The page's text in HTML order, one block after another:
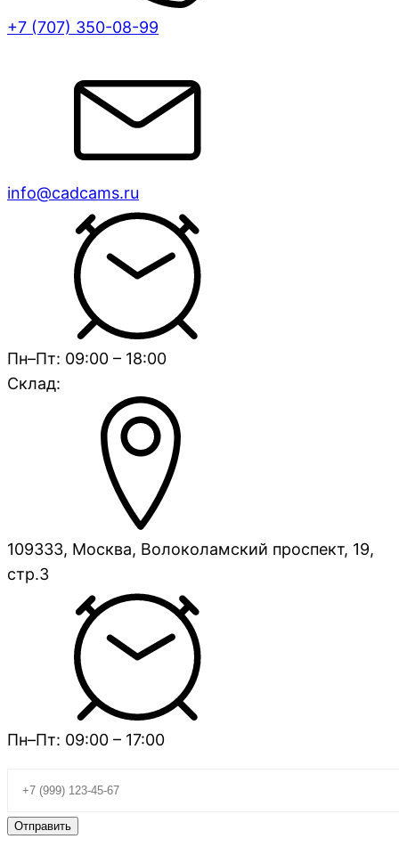
+7 (707) 350-08-99
info@cadcams.ru
Пн–Пт: 09:00 – 18:00
Склад:
109333, Москва, Волоколамский проспект, 19,
стр.3
Пн–Пт: 09:00 – 17:00